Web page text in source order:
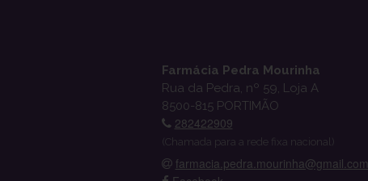
Farmácia Pedra Mourinha
Rua da Pedra, nº 59, Loja A
8500-815 PORTIMÃO
282422909
(Chamada para a rede fixa nacional)
farmacia.pedra.mourinha@gmail.com